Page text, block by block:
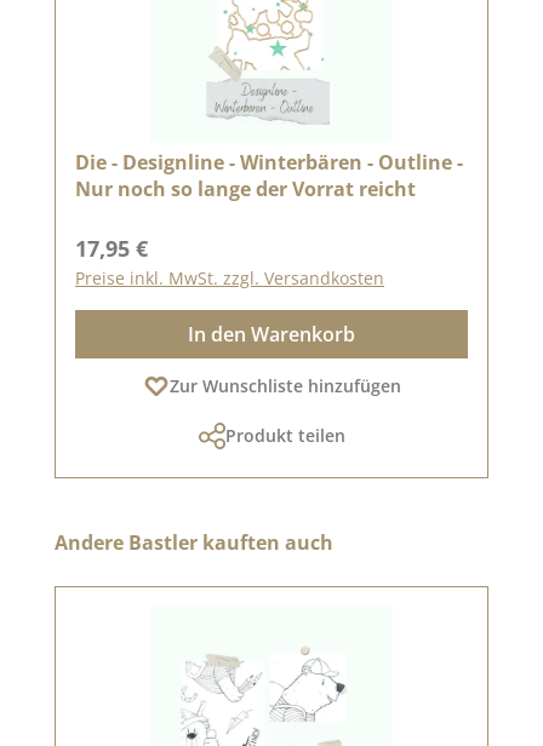
Die - Designline - Winterbären - Outline -
Nur noch so lange der Vorrat reicht
Regulärer Preis:
17,95 €
Preise inkl. MwSt. zzgl. Versandkosten
In den Warenkorb
Zur Wunschliste hinzufügen
Produkt teilen
Produktgalerie überspringen
Andere Bastler kauften auch